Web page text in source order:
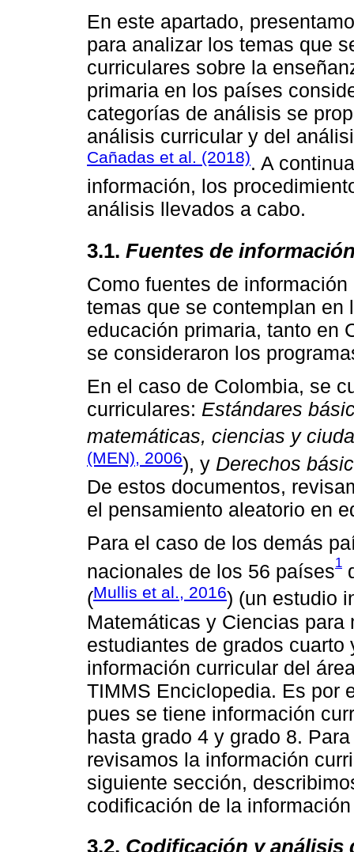
En este apartado,
para analizar los temas que
curriculares sobre la
primaria en los países
categorías de análisis se
análisis curricular y del
Cañadas et al. (2018). A
información, los
análisis llevados a cabo.
3.1. Fuentes de
Como fuentes de
temas que se contemplan
educación primaria, tanto en
se consideraron los
En el caso de Colombia, se
curriculares: Estándares
matemáticas, ciencias y
(MEN), 2006), y Derechos
De estos documentos,
el pensamiento aleatorio en
Para el caso de los demás
nacionales de los 56 países1
(Mullis et al., 2016) (un estudio
Matemáticas y Ciencias
estudiantes de grados
información curricular del
TIMMS Enciclopedia. Es por
pues se tiene información
hasta grado 4 y grado 8.
revisamos la información
siguiente sección,
codificación de la
3.2. Codificación y análisis